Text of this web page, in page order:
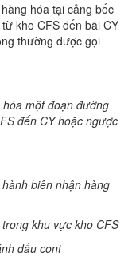
hóa tại cảng bốc
kho CFS đến bãi CY
thường được gọi
một đoạn đường
đến CY hoặc ngược
biên nhận hàng
khu vực kho CFS
dấu cont